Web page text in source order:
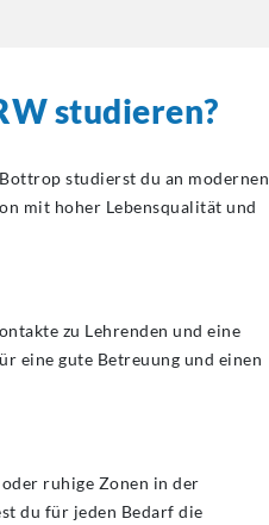
studieren?
studierst du an modernen
mit hoher Lebensqualität und
zu Lehrenden und eine
eine gute Betreuung und einen
ruhige Zonen in der
du für jeden Bedarf die